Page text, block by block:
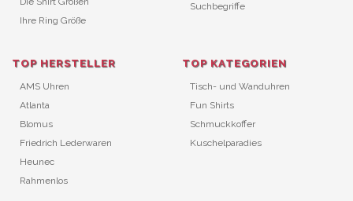
Ihre Ring Größe
Suchbegriffe
TOP HERSTELLER
AMS Uhren
Atlanta
Blomus
Friedrich Lederwaren
Heunec
Rahmenlos
TOP KATEGORIEN
Tisch- und Wanduhren
Fun Shirts
Schmuckkoffer
Kuschelparadies